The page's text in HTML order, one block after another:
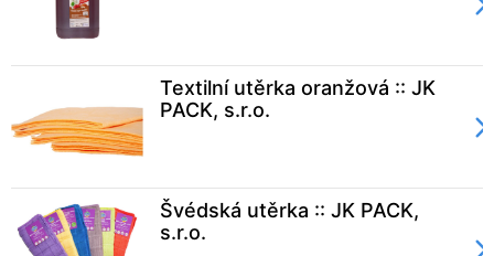
Textilní utěrka oranžová :: JK
PACK, s.r.o.
Švédská utěrka :: JK PACK,
s.r.o.